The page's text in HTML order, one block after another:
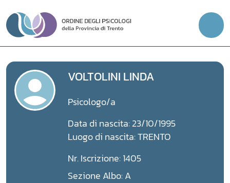
Vai
VOLTOLINI LINDA
Psicologo/a
Data di nascita: 23/10/1995
Luogo di nascita: TRENTO
Nr. Iscrizione: 1405
Sezione Albo: A